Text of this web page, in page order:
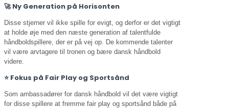
🚀 Ny Generation på Horisonten
Disse stjerner vil ikke spille for evigt, og derfor er det vigtigt
at holde øje med den næste generation af talentfulde
håndboldspillere, der er på vej op. De kommende talenter
vil være arvtagere til tronen og bære dansk håndbold
videre.
⭐ Fokus på Fair Play og Sportsånd
Som ambassadører for dansk håndbold vil det være vigtigt
for disse spillere at fremme fair play og sportsånd både på